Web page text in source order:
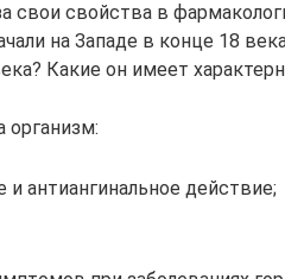
свои свойства в
на Западе в конце 18
Какие он имеет
антиангинальное действие;